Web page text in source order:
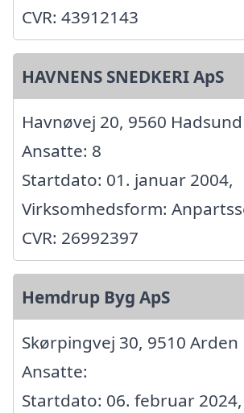
CVR: 43912143
HAVNENS SNEDKERI ApS
Havnøvej 20, 9560 Hadsund
Ansatte: 8
Startdato: 01. januar 2004,
Virksomhedsform:
CVR: 26992397
Hemdrup Byg ApS
Skørpingvej 30, 9510 Arden
Ansatte:
Startdato: 06. februar 2024,